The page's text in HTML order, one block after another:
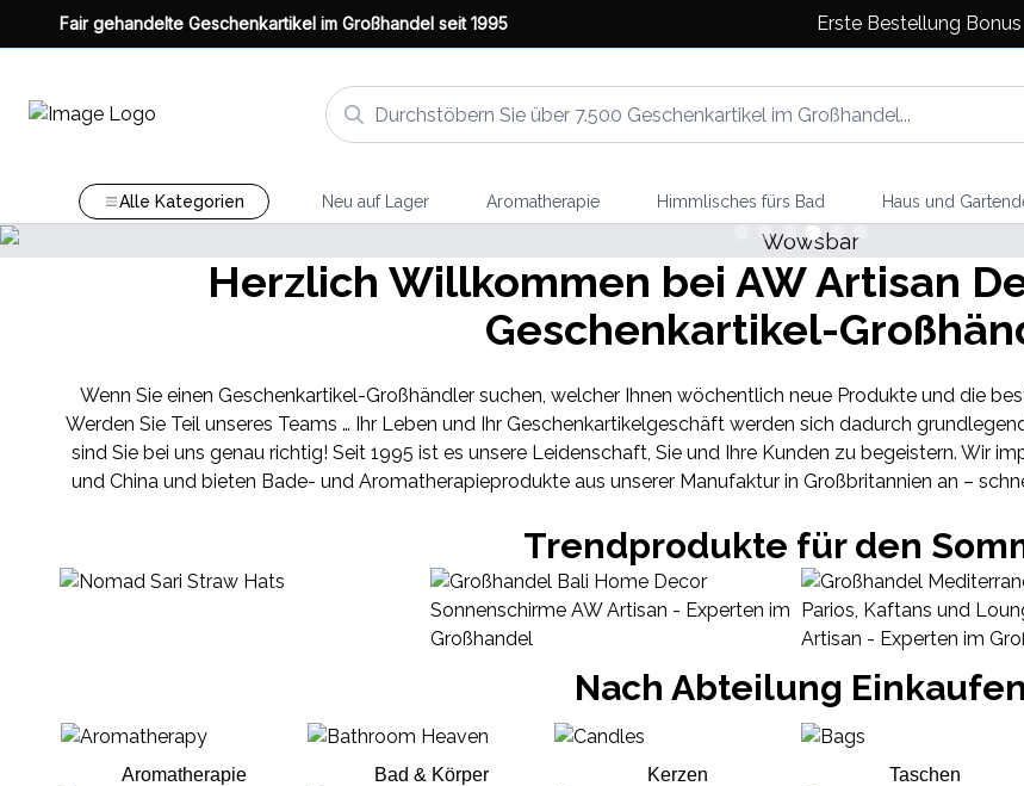
Fair gehandelte Geschenkartikel im Großhandel seit 1995 Erste Bestellung Bonus
Alle Kategorien Neu auf Lager Aromatherapie Himmlisches fürs Bad Haus und
Herzlich Willkommen bei AW Artisan
Geschenkartikel-
Wenn Sie einen Geschenkartikel-Großhändler suchen, welcher Ihnen wöchentlich neue Produkte und die
Werden Sie Teil unseres Teams … Ihr Leben und Ihr Geschenkartikelgeschäft werden sich dadurch
sind Sie bei uns genau richtig! Seit 1995 ist es unsere Leidenschaft, Sie und Ihre Kunden zu begeistern. Wir
und China und bieten Bade- und Aromatherapieprodukte aus unserer Manufaktur in Großbritannien an –
Trendprodukte für den
Nach Abteilung Einkaufen
Aromatherapie Bad & Körper Kerzen Taschen